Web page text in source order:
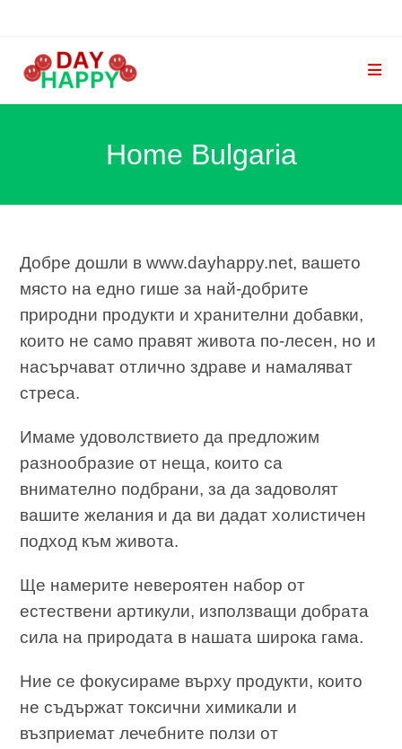
Home Bulgaria
Добре дошли в www.dayhappy.net, вашето
място на едно гише за най-добрите
природни продукти и хранителни добавки,
които не само правят живота по-лесен, но и
насърчават отлично здраве и намаляват
стреса.
Имаме удоволствието да предложим
разнообразие от неща, които са
внимателно подбрани, за да задоволят
вашите желания и да ви дадат холистичен
подход към живота.
Ще намерите невероятен набор от
естествени артикули, използващи добрата
сила на природата в нашата широка гама.
Ние се фокусираме върху продукти, които
не съдържат токсични химикали и
възприемат лечебните ползи от